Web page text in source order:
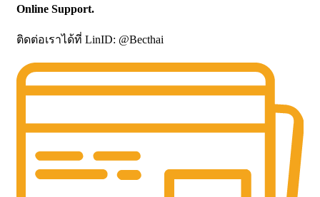
Online Support.
ติดต่อเราได้ที่ LinID: @Becthai